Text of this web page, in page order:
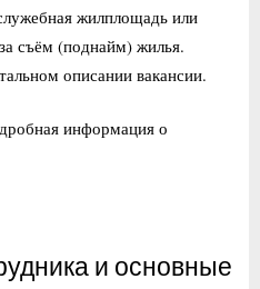
жилплощадь или
съём (поднайм) жилья.
описании вакансии.
информация о
и основные